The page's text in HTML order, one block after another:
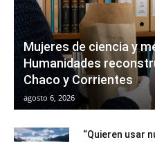
Mujeres de ciencia y
Humanidades
Chaco y Corrientes
agosto 6, 2026
“Quieren usar